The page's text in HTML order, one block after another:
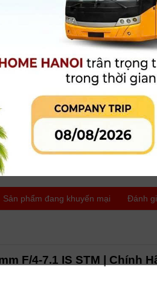
Bảo hành:12 tháng
Giá khuyến mại:
MUA TRẢ GÓP
Qua công ty tài chính
Sản phẩm đang khuyến mại Đánh
F/4-7.1 IS STM | Chính